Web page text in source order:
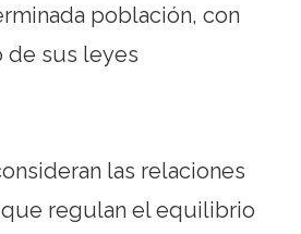
población, con
de sus leyes
las relaciones
regulan el equilibrio